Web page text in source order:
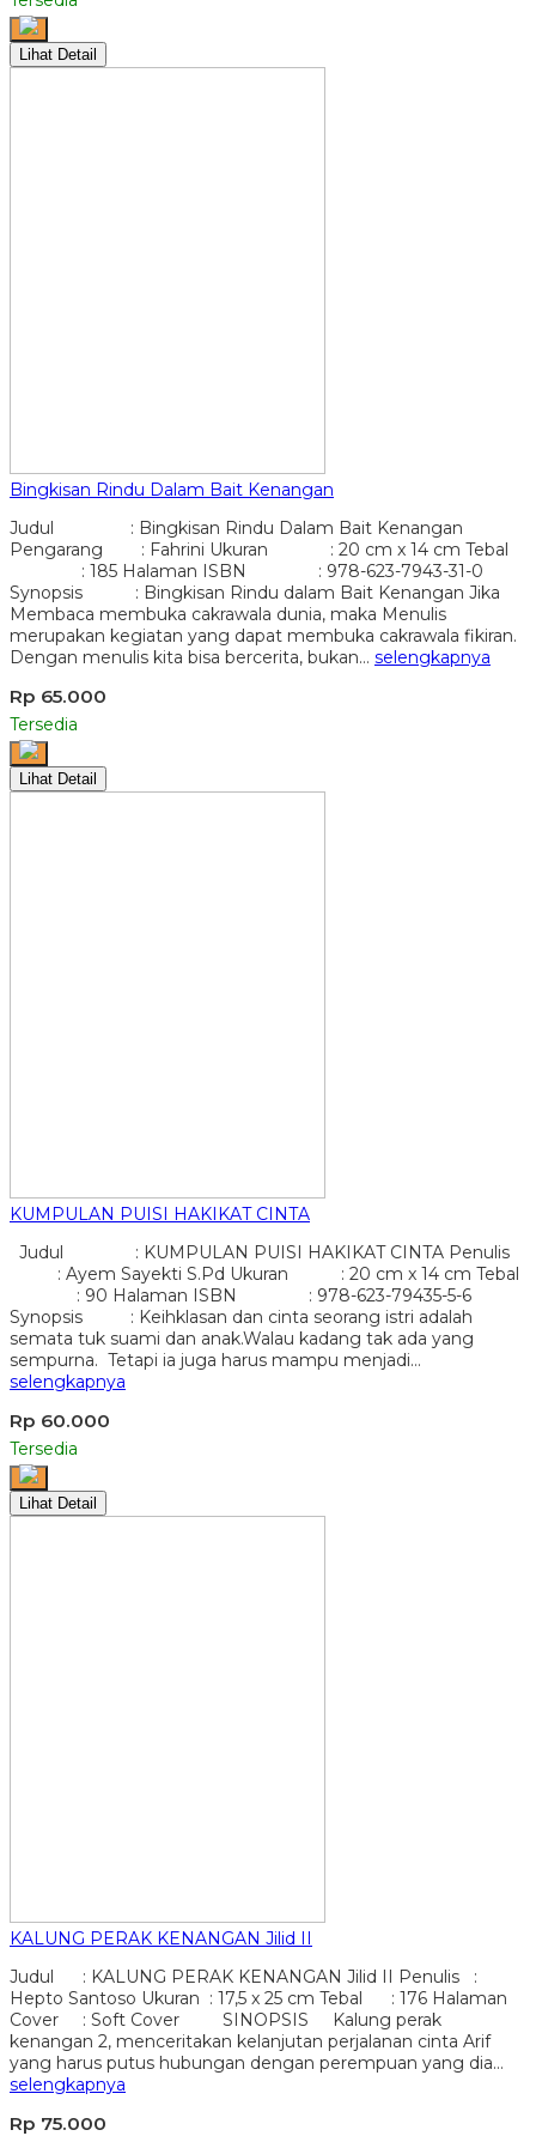
Lihat Detail
Bingkisan Rindu Dalam Bait Kenangan
Judul : Bingkisan Rindu Dalam Bait Kenangan
Pengarang : Fahrini Ukuran : 20 cm x 14 cm Tebal
: 185 Halaman ISBN : 978-623-7943-31-0
Synopsis : Bingkisan Rindu dalam Bait Kenangan Jika
Membaca membuka cakrawala dunia, maka Menulis
merupakan kegiatan yang dapat membuka cakrawala fikiran.
Dengan menulis kita bisa bercerita, bukan… selengkapnya
Rp 65.000
Tersedia
Lihat Detail
KUMPULAN PUISI HAKIKAT CINTA
Judul : KUMPULAN PUISI HAKIKAT CINTA Penulis
: Ayem Sayekti S.Pd Ukuran : 20 cm x 14 cm Tebal
: 90 Halaman ISBN : 978-623-79435-5-6
Synopsis : Keihklasan dan cinta seorang istri adalah
semata tuk suami dan anak.Walau kadang tak ada yang
sempurna. Tetapi ia juga harus mampu menjadi…
selengkapnya
Rp 60.000
Tersedia
Lihat Detail
KALUNG PERAK KENANGAN Jilid II
Judul : KALUNG PERAK KENANGAN Jilid II Penulis :
Hepto Santoso Ukuran : 17,5 x 25 cm Tebal : 176 Halaman
Cover : Soft Cover SINOPSIS Kalung perak
kenangan 2, menceritakan kelanjutan perjalanan cinta Arif
yang harus putus hubungan dengan perempuan yang dia…
selengkapnya
Rp 75.000